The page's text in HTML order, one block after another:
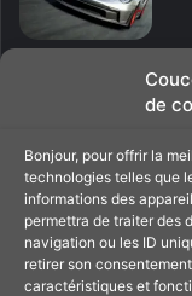
de
Bonjour, pour offrir la
technologies telles que
informations des
permettra de traiter des
navigation ou les ID
retirer son
caractéristiques et
Soutenir le site